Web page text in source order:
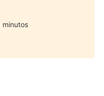
minutos